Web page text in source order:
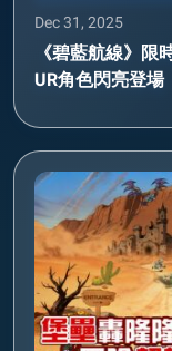
Dec 31, 2025
《碧藍航線》限
UR角色閃亮登場